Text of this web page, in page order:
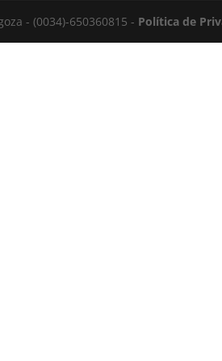
- (0034)-650360815 - Política de